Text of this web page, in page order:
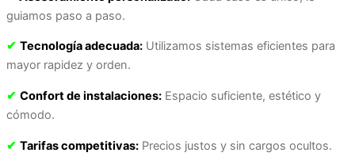
guiamos paso a paso.
✔ Tecnología adecuada: Utilizamos sistemas eficientes para
mayor rapidez y orden.
✔ Confort de instalaciones: Espacio suficiente, estético y
cómodo.
✔ Tarifas competitivas: Precios justos y sin cargos ocultos.